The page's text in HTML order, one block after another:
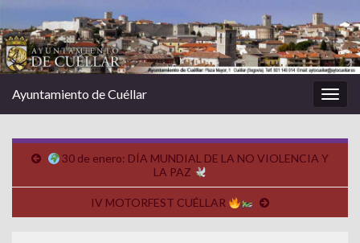
la
Ayuntamiento de Cuéllar
30 de enero: DÍA MUNDIAL DE LA NO VIOLENCIA Y
LA PAZ
IV MOTORFEST CUÉLLAR